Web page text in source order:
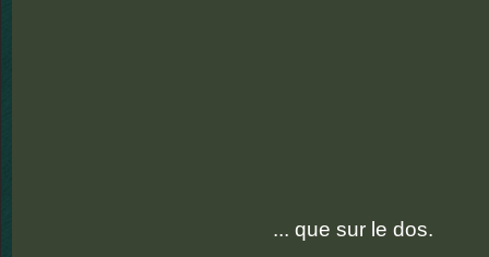
... que sur le dos.